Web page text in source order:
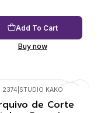
Add To Cart
Buy now
2374 STUDIO KAKO
de Corte